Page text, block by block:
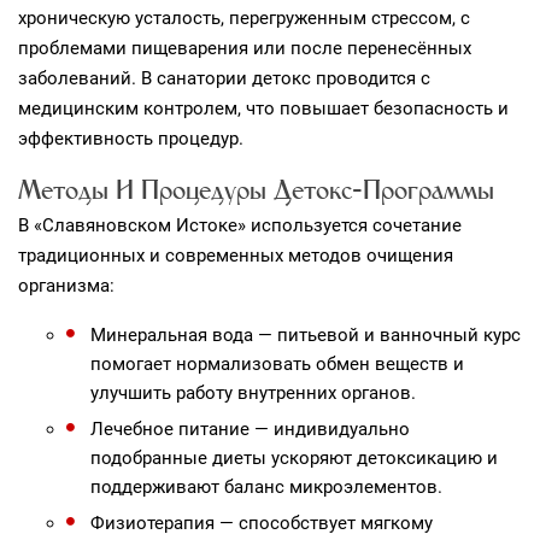
хроническую усталость, перегруженным стрессом, с
проблемами пищеварения или после перенесённых
заболеваний. В санатории детокс проводится с
медицинским контролем, что повышает безопасность и
эффективность процедур.
Методы И Процедуры Детокс‑программы
В «Славяновском Истоке» используется сочетание
традиционных и современных методов очищения
организма:
Минеральная вода — питьевой и ванночный курс
помогает нормализовать обмен веществ и
улучшить работу внутренних органов.
Лечебное питание — индивидуально
подобранные диеты ускоряют детоксикацию и
поддерживают баланс микроэлементов.
Физиотерапия — способствует мягкому